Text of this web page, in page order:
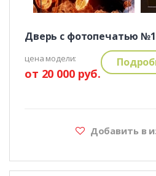
Дверь с фотопечатью
цена модели:
от 20 000 руб.
Добавить в